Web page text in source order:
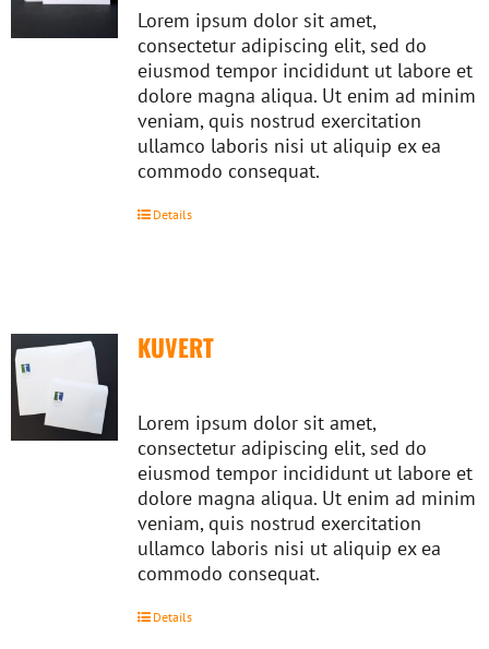
Lorem ipsum dolor sit amet,
consectetur adipiscing elit, sed do
eiusmod tempor incididunt ut labore et
dolore magna aliqua. Ut enim ad minim
veniam, quis nostrud exercitation
ullamco laboris nisi ut aliquip ex ea
commodo consequat.
Details
KUVERT
Lorem ipsum dolor sit amet,
consectetur adipiscing elit, sed do
eiusmod tempor incididunt ut labore et
dolore magna aliqua. Ut enim ad minim
veniam, quis nostrud exercitation
ullamco laboris nisi ut aliquip ex ea
commodo consequat.
Details